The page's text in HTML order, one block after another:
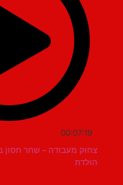
00:07:19
צחוק מעבודה – שחר חסון